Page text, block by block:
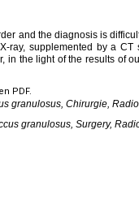
and the diagnosis is
ray, supplemented by a
in the light of the results of
PDF.
granulosus, Chirurgie,
granulosus, Surgery,